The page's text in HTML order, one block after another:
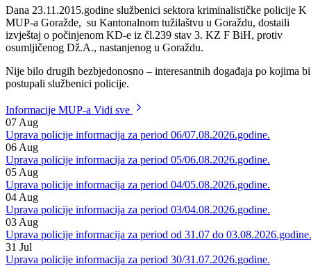
kantonalni tužilac koji je djelo kvalifikovao kao KD-e “Narušavanje
nepovredivosti doma” čl.184 st.1 KZ F BiH.
Dana 23.11.2015.godine službenici sektora kriminalističke policije K
izvještaj o počinjenom KD-e iz čl.239 stav 3. KZ F BiH, protiv
osumljičenog Dž.A., nastanjenog u Goraždu.
Nije bilo drugih bezbjedonosno – interesantnih događaja po kojima bi
postupali službenici policije.
Informacije MUP-a
07Aug
Uprava policije informacija za period 06/07.08.2026.godine.
06Aug
Uprava policije informacija za period 05/06.08.2026.godine.
05Aug
Uprava policije informacija za period 04/05.08.2026.godine.
04Aug
Uprava policije informacija za period 03/04.08.2026.godine.
03Aug